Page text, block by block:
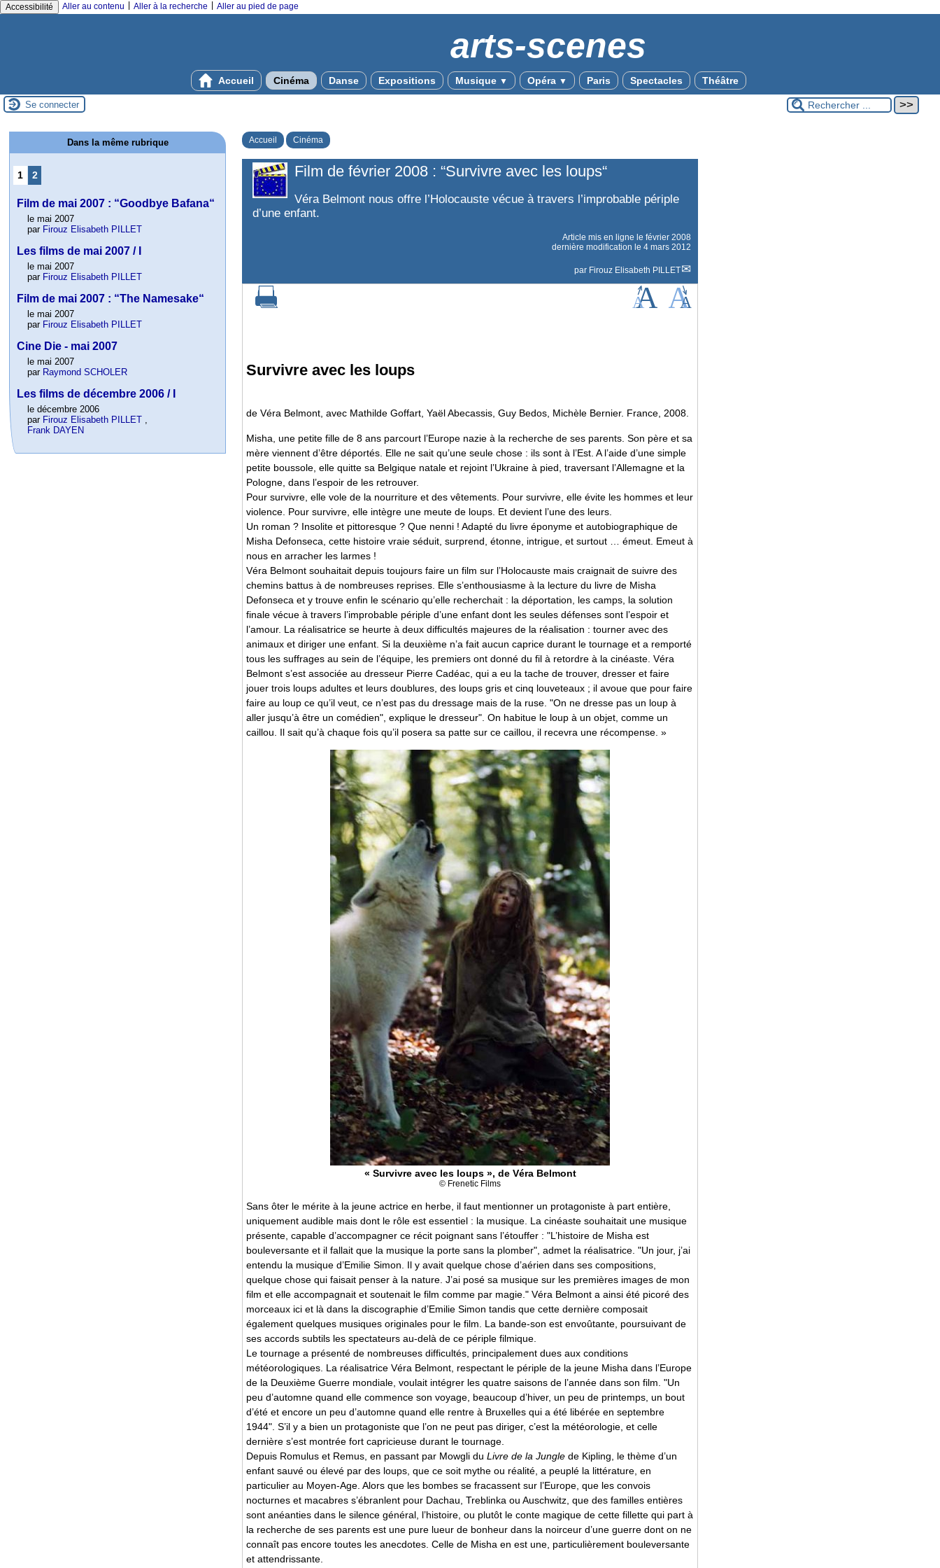
Accessibilité Aller au contenu Aller à la recherche Aller au pied de page
arts-scenes
Accueil Cinéma Danse Expositions Musique ▼ Opéra ▼ Paris Spectacles Théâtre
Se connecter
Accueil Cinéma
Film de février 2008 : “Survivre avec les loups“
Véra Belmont nous offre l’Holocauste vécue à travers l’improbable périple
d’une enfant.
Article mis en ligne le février 2008
dernière modification le 4 mars 2012
par Firouz Elisabeth PILLET
Survivre avec les loups
de Véra Belmont, avec Mathilde Goffart, Yaël Abecassis, Guy Bedos, Michèle Bernier. France, 2008.
Misha, une petite fille de 8 ans parcourt l’Europe nazie à la recherche de ses parents. Son père et sa
mère viennent d’être déportés. Elle ne sait qu’une seule chose : ils sont à l’Est. A l’aide d’une simple
petite boussole, elle quitte sa Belgique natale et rejoint l’Ukraine à pied, traversant l’Allemagne et la
Pologne, dans l’espoir de les retrouver.
Pour survivre, elle vole de la nourriture et des vêtements. Pour survivre, elle évite les hommes et leur
violence. Pour survivre, elle intègre une meute de loups. Et devient l’une des leurs.
Un roman ? Insolite et pittoresque ? Que nenni ! Adapté du livre éponyme et autobiographique de
Misha Defonseca, cette histoire vraie séduit, surprend, étonne, intrigue, et surtout … émeut. Emeut à
nous en arracher les larmes !
Véra Belmont souhaitait depuis toujours faire un film sur l’Holocauste mais craignait de suivre des
chemins battus à de nombreuses reprises. Elle s’enthousiasme à la lecture du livre de Misha
Defonseca et y trouve enfin le scénario qu’elle recherchait : la déportation, les camps, la solution
finale vécue à travers l’improbable périple d’une enfant dont les seules défenses sont l’espoir et
l’amour. La réalisatrice se heurte à deux difficultés majeures de la réalisation : tourner avec des
animaux et diriger une enfant. Si la deuxième n’a fait aucun caprice durant le tournage et a remporté
tous les suffrages au sein de l’équipe, les premiers ont donné du fil à retordre à la cinéaste. Véra
Belmont s’est associée au dresseur Pierre Cadéac, qui a eu la tache de trouver, dresser et faire
jouer trois loups adultes et leurs doublures, des loups gris et cinq louveteaux ; il avoue que pour faire
faire au loup ce qu’il veut, ce n’est pas du dressage mais de la ruse. "On ne dresse pas un loup à
aller jusqu’à être un comédien", explique le dresseur". On habitue le loup à un objet, comme un
caillou. Il sait qu’à chaque fois qu’il posera sa patte sur ce caillou, il recevra une récompense. »
« Survivre avec les loups », de Véra Belmont
© Frenetic Films
Sans ôter le mérite à la jeune actrice en herbe, il faut mentionner un protagoniste à part entière,
uniquement audible mais dont le rôle est essentiel : la musique. La cinéaste souhaitait une musique
présente, capable d’accompagner ce récit poignant sans l’étouffer : "L’histoire de Misha est
bouleversante et il fallait que la musique la porte sans la plomber", admet la réalisatrice. "Un jour, j’ai
entendu la musique d’Emilie Simon. Il y avait quelque chose d’aérien dans ses compositions,
quelque chose qui faisait penser à la nature. J’ai posé sa musique sur les premières images de mon
film et elle accompagnait et soutenait le film comme par magie." Véra Belmont a ainsi été picoré des
morceaux ici et là dans la discographie d’Emilie Simon tandis que cette dernière composait
également quelques musiques originales pour le film. La bande-son est envoûtante, poursuivant de
ses accords subtils les spectateurs au-delà de ce périple filmique.
Le tournage a présenté de nombreuses difficultés, principalement dues aux conditions
météorologiques. La réalisatrice Véra Belmont, respectant le périple de la jeune Misha dans l’Europe
de la Deuxième Guerre mondiale, voulait intégrer les quatre saisons de l’année dans son film. "Un
peu d’automne quand elle commence son voyage, beaucoup d’hiver, un peu de printemps, un bout
d’été et encore un peu d’automne quand elle rentre à Bruxelles qui a été libérée en septembre
1944". S’il y a bien un protagoniste que l’on ne peut pas diriger, c’est la météorologie, et celle
dernière s’est montrée fort capricieuse durant le tournage.
Depuis Romulus et Remus, en passant par Mowgli du Livre de la Jungle de Kipling, le thème d’un
enfant sauvé ou élevé par des loups, que ce soit mythe ou réalité, a peuplé la littérature, en
particulier au Moyen-Age. Alors que les bombes se fracassent sur l’Europe, que les convois
nocturnes et macabres s’ébranlent pour Dachau, Treblinka ou Auschwitz, que des familles entières
sont anéanties dans le silence général, l’histoire, ou plutôt le conte magique de cette fillette qui part à
la recherche de ses parents est une pure lueur de bonheur dans la noirceur d’une guerre dont on ne
connaît pas encore toutes les anecdotes. Celle de Misha en est une, particulièrement bouleversante
et attendrissante.
Dans la même rubrique
1 2
Film de mai 2007 : “Goodbye Bafana“
le mai 2007
par Firouz Elisabeth PILLET
Les films de mai 2007 / I
le mai 2007
par Firouz Elisabeth PILLET
Film de mai 2007 : “The Namesake“
le mai 2007
par Firouz Elisabeth PILLET
Cine Die - mai 2007
le mai 2007
par Raymond SCHOLER
Les films de décembre 2006 / I
le décembre 2006
par Firouz Elisabeth PILLET ,
Frank DAYEN